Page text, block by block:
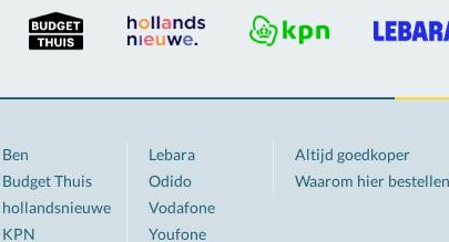
Ben
Budget Thuis
hollandsnieuwe
KPN
Lebara
Odido
Vodafone
Youfone
Altijd goedkoper
Waarom hier